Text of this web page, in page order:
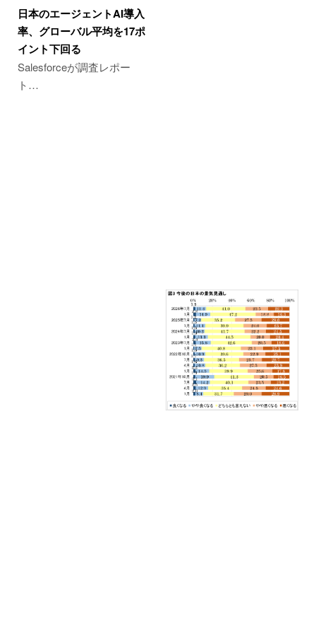
日本のエージェントAI導入
率、グローバル平均を17ポ
イント下回る
Salesforceが調査レポー
ト…